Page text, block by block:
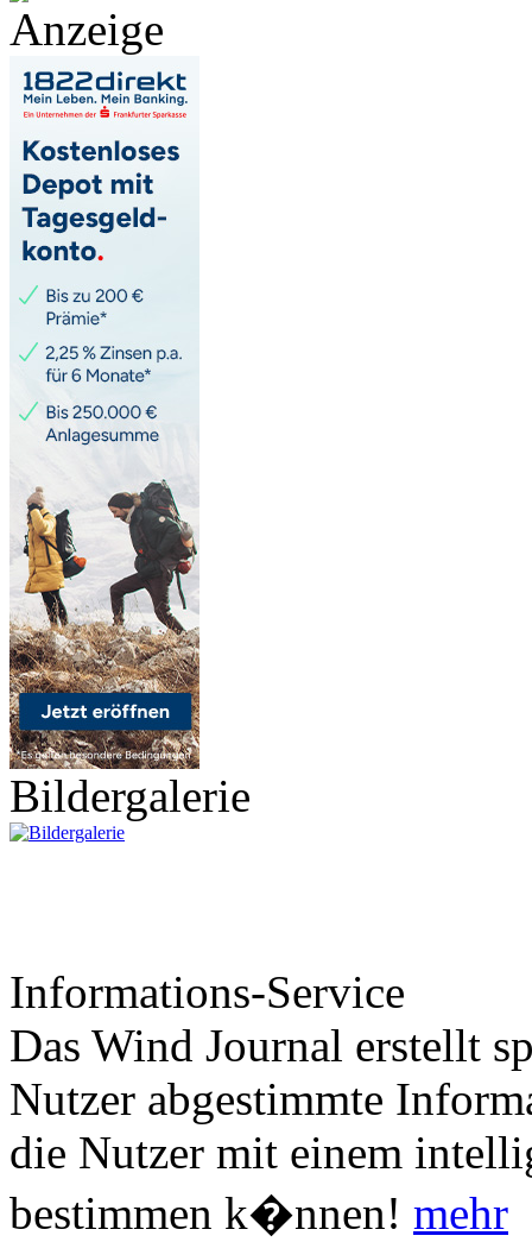
Anzeige
Bildergalerie
Informations-Service
Das Wind Journal erstellt
Nutzer abgestimmte
die Nutzer mit einem
bestimmen k�nnen! mehr